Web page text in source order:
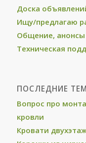
Доска
Ищу/предлагаю
Общение,
Техническая
ПОСЛЕДНИЕ
Вопрос про
кровли
Кровати